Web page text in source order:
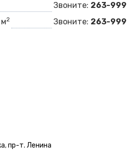
Звоните: 263-999
2 Звоните: 263-999
,пр-т. Ленина